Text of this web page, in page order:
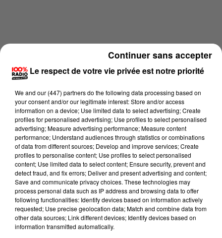
Lecture (4 min 33 sec)
100%
Jour de marché sur 100% radio
Le respect de votre vie privée est notre priorité
We and our (447) partnersdo the following data processing based on
your consent and/or our legitimate interest: Store and/or access
information on a device; Use limited data to select advertising; Create
profiles for personalised advertising; Use profiles to select personalised
advertising; Measure advertising performance; Measure content
performance; Understand audiences through statistics or combinations
of data from different sources; Develop and improve services; Create
profiles to personalise content; Use profiles to select personalised
content; Use limited data to select content; Ensure security, prevent and
detect fraud, and fix errors; Deliver and present advertising and content;
Save and communicate privacy choices. These technologies may
process personal data such as IP address and browsing data to offer
following functionalities: Identify devices based on information actively
requested; Use precise geolocation data; Match and combine data from
other data sources; Link different devices; Identify devices based on
information transmitted automatically.
Continuer sans accepter